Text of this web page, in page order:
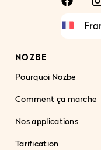
NOZBE
Pourquoi Nozbe
Comment ça marche
Nos applications
Tarification